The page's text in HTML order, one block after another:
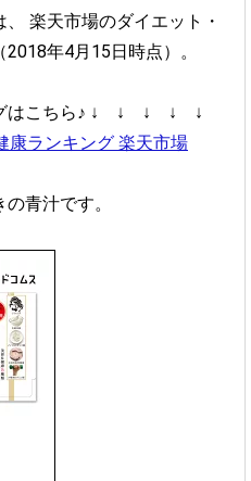
楽天市場のダイエット・
年4月15日時点）。
はこちら♪ ↓ ↓ ↓ ↓ ↓
康ランキング 楽天市場
青汁です。